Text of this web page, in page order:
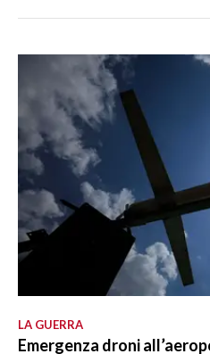
LA GUERRA
Emergenza droni